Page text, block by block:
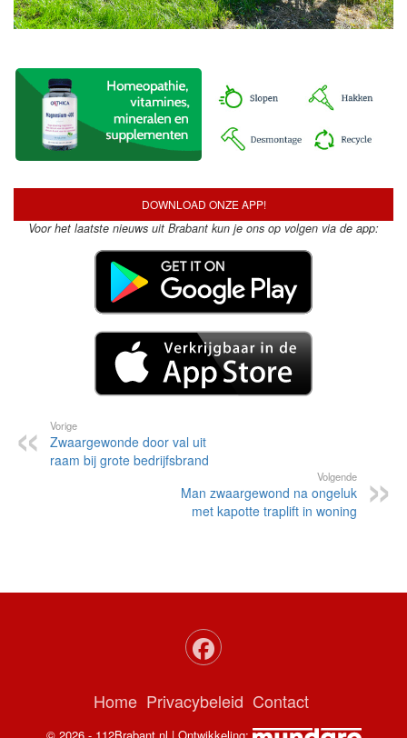
DOWNLOAD ONZE APP!
Voor het laatste nieuws uit Brabant kun je ons op volgen via de app:
Vorige
Zwaargewonde door val uit
raam bij grote bedrijfsbrand
Volgende
Man zwaargewond na ongeluk
met kapotte traplift in woning
Home Privacybeleid Contact